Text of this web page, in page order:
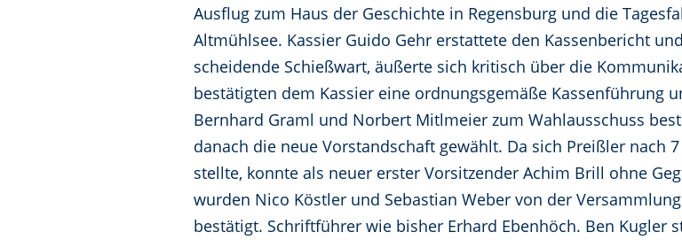
Ausflug zum Haus der Geschichte in Regensburg und die
Altmühlsee. Kassier Guido Gehr erstattete den Kassenbericht
scheidende Schießwart, äußerte sich kritisch über die
bestätigten dem Kassier eine ordnungsgemäße Kassenführung
Bernhard Graml und Norbert Mitlmeier zum Wahlausschuss
danach die neue Vorstandschaft gewählt. Da sich Preißler nach
stellte, konnte als neuer erster Vorsitzender Achim Brill ohne
wurden Nico Köstler und Sebastian Weber von der
bestätigt. Schriftführer wie bisher Erhard Ebenhöch. Ben Kugler